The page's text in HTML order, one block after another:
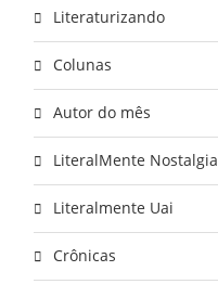
Literaturizando
Colunas
Autor do mês
LiteralMente Nostalgia
Literalmente Uai
Crônicas